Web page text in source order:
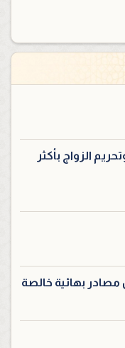
الزواج بأكثر
مصادر بهائية خالصة